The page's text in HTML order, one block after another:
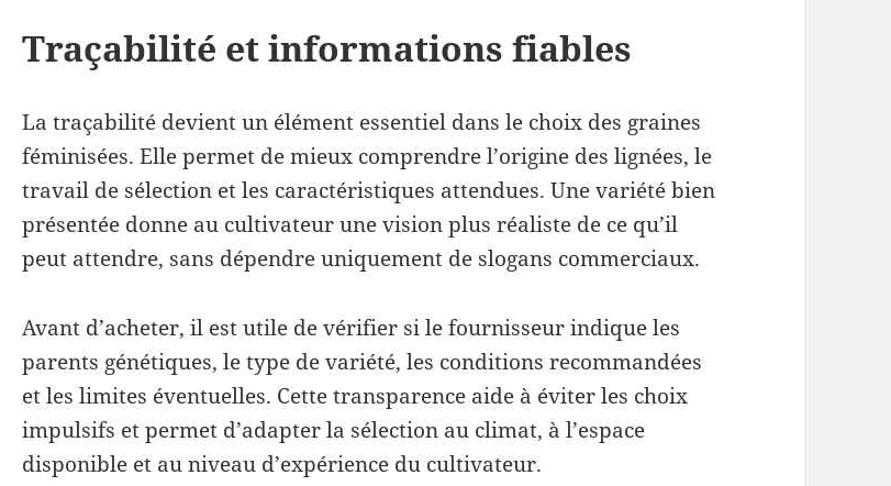
Traçabilité et informations fiables
La traçabilité devient un élément essentiel dans le choix des graines
féminisées. Elle permet de mieux comprendre l’origine des lignées, le
travail de sélection et les caractéristiques attendues. Une variété bien
présentée donne au cultivateur une vision plus réaliste de ce qu’il
peut attendre, sans dépendre uniquement de slogans commerciaux.
Avant d’acheter, il est utile de vérifier si le fournisseur indique les
parents génétiques, le type de variété, les conditions recommandées
et les limites éventuelles. Cette transparence aide à éviter les choix
impulsifs et permet d’adapter la sélection au climat, à l’espace
disponible et au niveau d’expérience du cultivateur.